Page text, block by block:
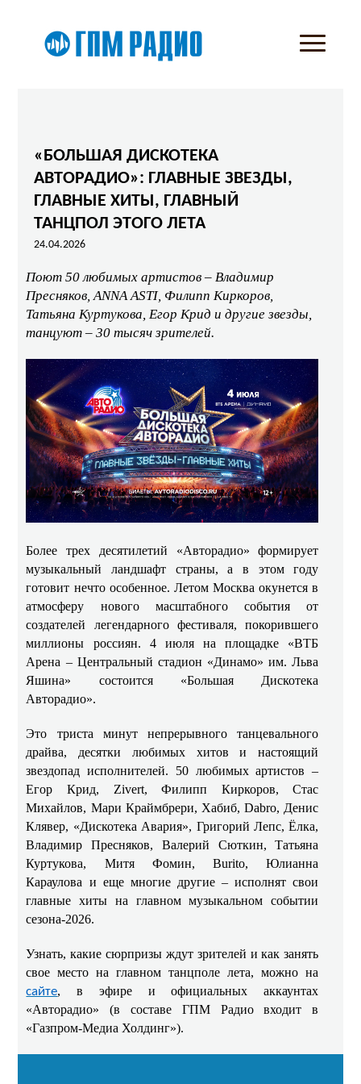
«БОЛЬШАЯ ДИСКОТЕКА
АВТОРАДИО»: ГЛАВНЫЕ ЗВЕЗДЫ,
ГЛАВНЫЕ ХИТЫ, ГЛАВНЫЙ
ТАНЦПОЛ ЭТОГО ЛЕТА
24.04.2026
Поют 50 любимых артистов – Владимир
Пресняков, ANNA ASTI, Филипп Киркоров,
Татьяна Куртукова, Егор Крид и другие звезды,
танцуют – 30 тысяч зрителей.
Более трех десятилетий «Авторадио» формирует
музыкальный ландшафт страны, а в этом году
готовит нечто особенное. Летом Москва окунется в
атмосферу нового масштабного события от
создателей легендарного фестиваля, покорившего
миллионы россиян. 4 июля на площадке «ВТБ
Арена – Центральный стадион «Динамо» им. Льва
Яшина» состоится «Большая Дискотека
Авторадио».
Это триста минут непрерывного танцевального
драйва, десятки любимых хитов и настоящий
звездопад исполнителей. 50 любимых артистов –
Егор Крид, Zivert, Филипп Киркоров, Стас
Михайлов, Мари Краймбрери, Хабиб, Dabro, Денис
Клявер, «Дискотека Авария», Григорий Лепс, Ёлка,
Владимир Пресняков, Валерий Сюткин, Татьяна
Куртукова, Митя Фомин, Burito, Юлианна
Караулова и еще многие другие– исполнят свои
главные хиты на главном музыкальном событии
сезона-2026.
Узнать, какие сюрпризы ждут зрителей и как занять
свое место на главном танцполе лета, можно на
сайте, в эфире и официальных аккаунтах
«Авторадио» (в составе ГПМ Радио входит в
«Газпром-Медиа Холдинг»).